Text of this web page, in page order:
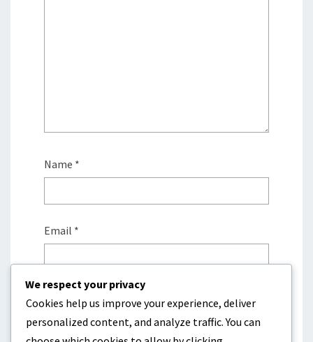
Name *
Email *
Website
We respect your privacy
Cookies help us improve your experience, deliver
personalized content, and analyze traffic. You can